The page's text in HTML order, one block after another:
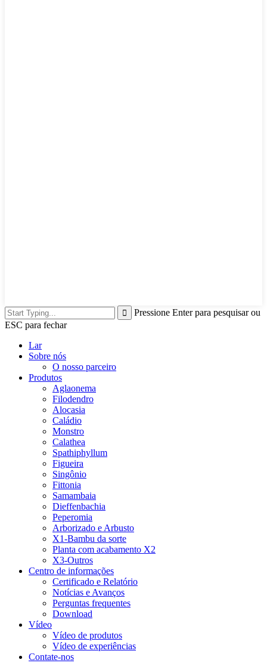
Pressione Enter para pesquisar ou
ESC para fechar
Lar
Sobre nós
O nosso parceiro
Produtos
Aglaonema
Filodendro
Alocasia
Caládio
Monstro
Calathea
Spathiphyllum
Figueira
Singônio
Fittonia
Samambaia
Dieffenbachia
Peperomia
Arborizado e Arbusto
X1-Bambu da sorte
Planta com acabamento X2
X3-Outros
Centro de informações
Certificado e Relatório
Notícias e Avanços
Perguntas frequentes
Download
Vídeo
Vídeo de produtos
Vídeo de experiências
Contate-nos